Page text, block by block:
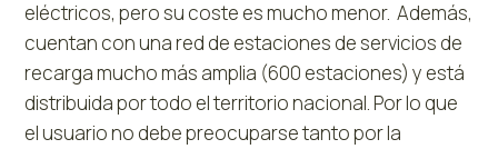
eléctricos, pero su coste es mucho menor. Además,
cuentan con una red de estaciones de servicios de
recarga mucho más amplia (600 estaciones) y está
distribuida por todo el territorio nacional. Por lo que
el usuario no debe preocuparse tanto por la